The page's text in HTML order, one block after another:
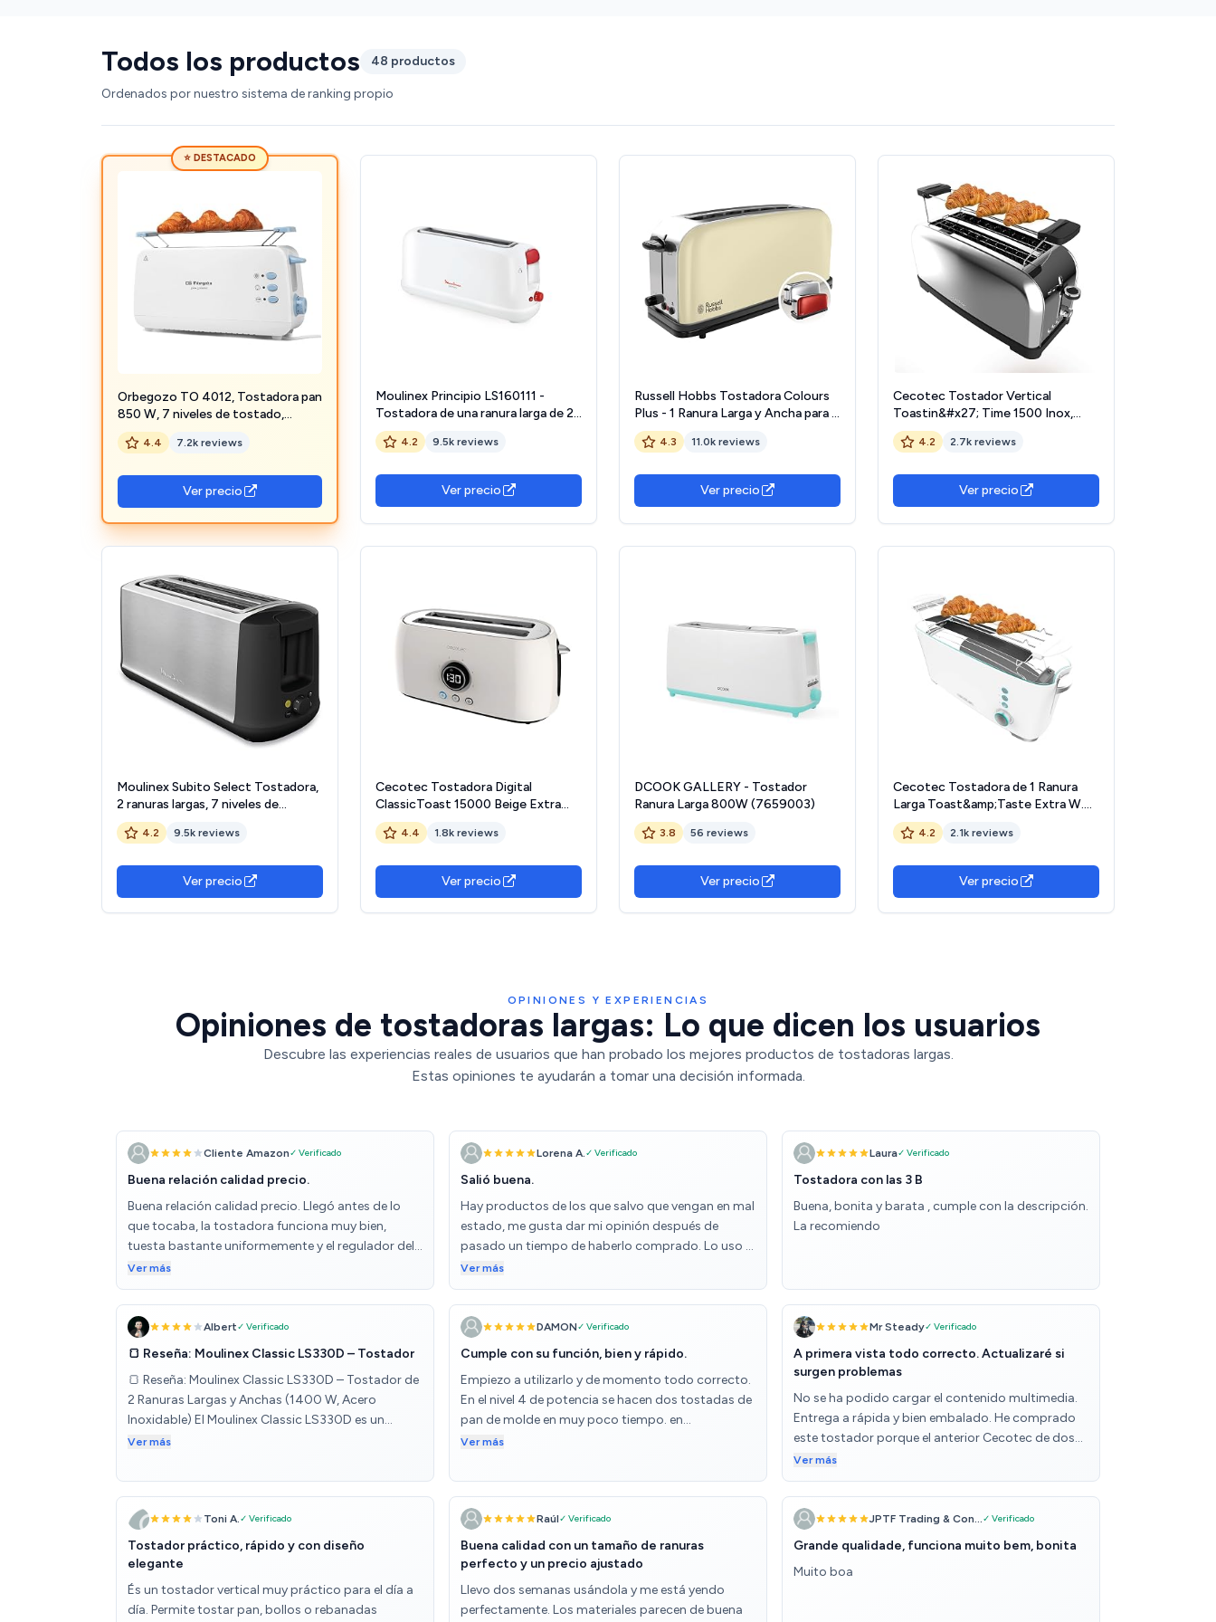
dentro de la tostadora. La bandeja se saca sin
Todos los productos 48 productos
Ordenados por nuestro sistema de ranking propio
⭐ DESTACADO
Orbegozo TO 4012, Tostadora pan
850 W, 7 niveles de tostado,
calienta panecillos, función
descongelación y parada rápida,
automática, color blanco
4.4 7.2k reviews
Ver precio
Moulinex Principio LS160111 -
Tostadora de una ranura larga de 25
cm, bandeja recoge-migas con 7
niveles de tueste, modo de
para gran variedad de pan, Color
Blanca
4.2 9.5k reviews
Ver precio
Russell Hobbs Tostadora Colours
Plus - 1 Ranura Larga y Ancha para 2
Rebanadas, Bandeja Recogemigas,
Calientapanecillos, Función
Inoxidable, Crema - 21395-56
4.3 11.0k reviews
Ver precio
Cecotec Tostador Vertical
Toastin&#x27; Time 1500 Inox,
1500W, Doble ranura larga y ranura
ancha 3,8cm, Varillas Superiores,
up Automático, Recogemigas
4.2 2.7k reviews
Ver precio
Moulinex Subito Select Tostadora,
2 ranuras largas, 7 niveles de
tostado, descongela, recalienta,
función ECO, exterior acero
extraíble, palanca elevadora, Negro
4.2 9.5k reviews
Ver precio
Cecotec Tostadora Digital
ClassicToast 15000 Beige Extra
Double. 1500 W, Capacidad para 4
Tostadas, 2 Ranuras Largas
Incluye Varillas superiores
4.4 1.8k reviews
Ver precio
DCOOK GALLERY - Tostador
Ranura Larga 800W (7659003)
3.8 56 reviews
Ver precio
Cecotec Tostadora de 1 Ranura
Larga Toast&amp;Taste Extra W.
1000W, 2 Tostadas, Ranura XL para
Panes Gruesos, Sistema
Tostado, Expulsión Automática,
Recogemigas y Varillas
4.2 2.1k reviews
Ver precio
OPINIONES Y EXPERIENCIAS
Opiniones de tostadoras largas: Lo que dicen los usuarios
Descubre las experiencias reales de usuarios que han probado los mejores productos de tostadoras largas.
Estas opiniones te ayudarán a tomar una decisión informada.
Cliente Amazon✓ Verificado
Buena relación calidad precio.
Buena relación calidad precio. Llegó antes de lo
que tocaba, la tostadora funciona muy bien,
tuesta bastante uniformemente y el regulador del
tiempo funciona bien. El único inconveniente es
que la pieza superior para calentar panecillos va
aparte, suelta, es de "quita y pon" aunque no me
importa porque nunca la utilizo.
Ver más
Lorena A.✓ Verificado
Salió buena.
Hay productos de los que salvo que vengan en mal
estado, me gusta dar mi opinión después de
pasado un tiempo de haberlo comprado. Lo uso a
diario y después de 2 años sigue funcionando
perfectamente. Absolutamente recomendable.
Eso sí, os recomiendo que si vais a poner varias
tostadas de seguido controleis con la rueda la
potencia, porque al estar ya caliente tuesta más
rápido y se os pueden quemar.
Ver más
Laura✓ Verificado
Tostadora con las 3 B
Buena, bonita y barata , cumple con la descripción.
La recomiendo
Albert✓ Verificado
🍞 Reseña: Moulinex Classic LS330D – Tostador
🍞 Reseña: Moulinex Classic LS330D – Tostador de
2 Ranuras Largas y Anchas (1400 W, Acero
Inoxidable) El Moulinex Classic LS330D es un
tostador elegante y funcional, diseñado para
finas hasta pan artesanal grueso. Con 2 ranuras
largas y anchas, 1400 W de potencia y 6 niveles de
tostado, combina rendimiento, versatilidad y un
diseño moderno en acero inoxidable que luce bien
en cualquier cocina. ✅ Características
para pan de molde, baguettes, pan artesanal y
rebanadas grandes. 1400 W de potencia: Tostado
Ver más
DAMON✓ Verificado
Cumple con su función, bien y rápido.
Empiezo a utilizarlo y de momento todo correcto.
En el nivel 4 de potencia se hacen dos tostadas de
pan de molde en muy poco tiempo. en
comparación con el Moulinex "UNO" que tenía
además de tener más funciones (aún no las he
usado). Con el paso del tiempo y uso iré
actualizando la reseña.
Ver más
Mr Steady✓ Verificado
A primera vista todo correcto. Actualizaré si
surgen problemas
No se ha podido cargar el contenido multimedia.
Entrega a rápida y bien embalado. He comprado
este tostador porque el anterior Cecotec de dos
ranuras anchas salió malo a más no poder. La
garantía me cubría la primera reparación y me
mandaron uno nuevo con idéntico problema. El
fallo es el más común que he visto en muchos
tostadores de distintas marcas e iguales
características: la varilla donde se apoya la
tostada se descoloca y produce cortocircuito.
Ver más
Toni A.✓ Verificado
Tostador práctico, rápido y con diseño
elegante
És un tostador vertical muy práctico para el día a
día. Permite tostar pan, bollos o rebanadas
Raúl✓ Verificado
Buena calidad con un tamaño de ranuras
perfecto y un precio ajustado
Llevo dos semanas usándola y me está yendo
perfectamente. Los materiales parecen de buena
JPTF Trading & Con...✓ Verificado
Grande qualidade, funciona muito bem, bonita
Muito boa